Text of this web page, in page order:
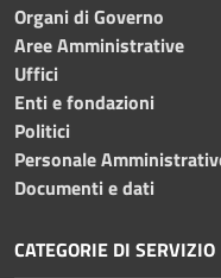
Organi di Governo
Aree Amministrative
Uffici
Enti e fondazioni
Politici
Personale
Documenti e dati
CATEGORIE DI SERVIZIO